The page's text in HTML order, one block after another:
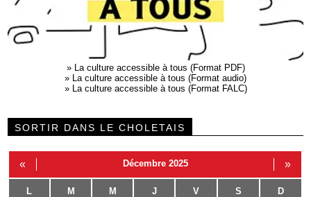
» La culture accessible à tous (Format PDF)
» La culture accessible à tous (Format audio)
» La culture accessible à tous (Format FALC)
SORTIR DANS LE CHOLETAIS
« Décembre 2025 »
L M M J V S D